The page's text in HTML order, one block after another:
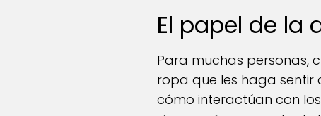
El papel de la
Para muchas personas,
ropa que les haga sentir
cómo interactúan con